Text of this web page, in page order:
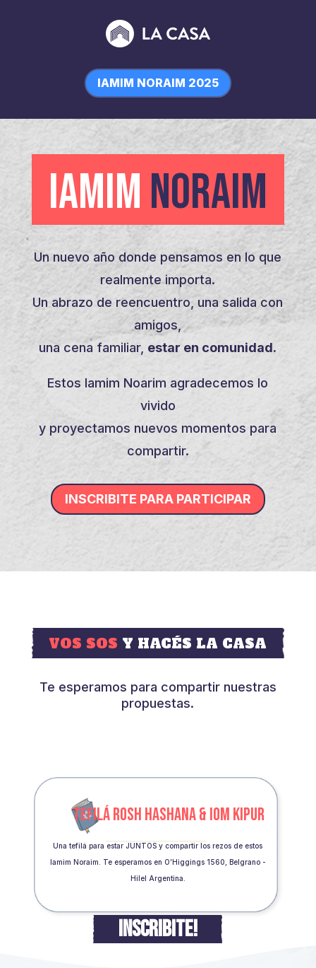
IAMIM NORAIM 2025
IAMIM NORAIM
Un nuevo año donde pensamos en lo que
realmente importa.
Un abrazo de reencuentro, una salida con
amigos,
una cena familiar, estar en comunidad.
Estos Iamim Noarim agradecemos lo
vivido
y proyectamos nuevos momentos para
compartir.
INSCRIBITE PARA PARTICIPAR
VOS SOS Y HACÉS LA CASA
Te esperamos para compartir nuestras
propuestas.
TEFILÁ ROSH HASHANA & IOM KIPUR
Una tefilá para estar JUNTOS y compartir los rezos de estos
Iamim Noraim. Te esperamos en O’Higgings 1560, Belgrano -
Hilel Argentina.
INSCRIBITE!